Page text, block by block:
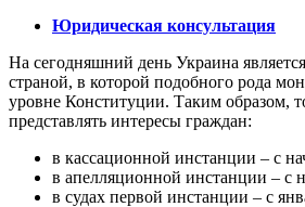
Юридическая консультация
На сегодняшний день Украина
страной, в которой подобного рода
уровне Конституции. Таким образом,
представлять интересы граждан:
в кассационной инстанции – с
в апелляционной инстанции – с
в судах первой инстанции – с